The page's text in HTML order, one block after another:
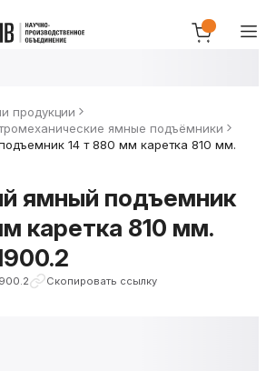
продукции
ямные подъёмники
14 т 880 мм каретка 810 мм.
ямный подъемник
каретка 810 мм.
Скопировать ссылку